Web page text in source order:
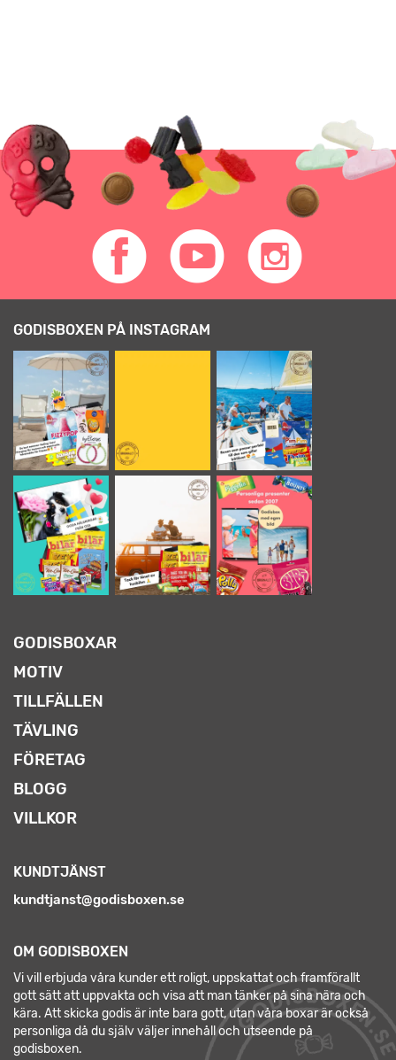
GODISBOXEN PÅ INSTAGRAM
GODISBOXAR
MOTIV
TILLFÄLLEN
TÄVLING
FÖRETAG
BLOGG
VILLKOR
KUNDTJÄNST
kundtjanst@godisboxen.se
OM GODISBOXEN
Vi vill erbjuda våra kunder ett roligt, uppskattat och framförallt
gott sätt att uppvakta och visa att man tänker på sina nära och
kära. Att skicka godis är inte bara gott, utan våra boxar är också
personliga då du själv väljer innehåll och utseende på
godisboxen.